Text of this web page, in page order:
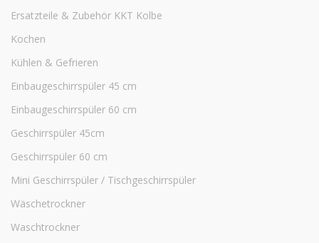
Ersatzteile & Zubehör KKT Kolbe
Kochen
Kühlen & Gefrieren
Einbaugeschirrspüler 45 cm
Einbaugeschirrspüler 60 cm
Geschirrspüler 45cm
Geschirrspüler 60 cm
Mini Geschirrspüler / Tischgeschirrspüler
Wäschetrockner
Waschtrockner